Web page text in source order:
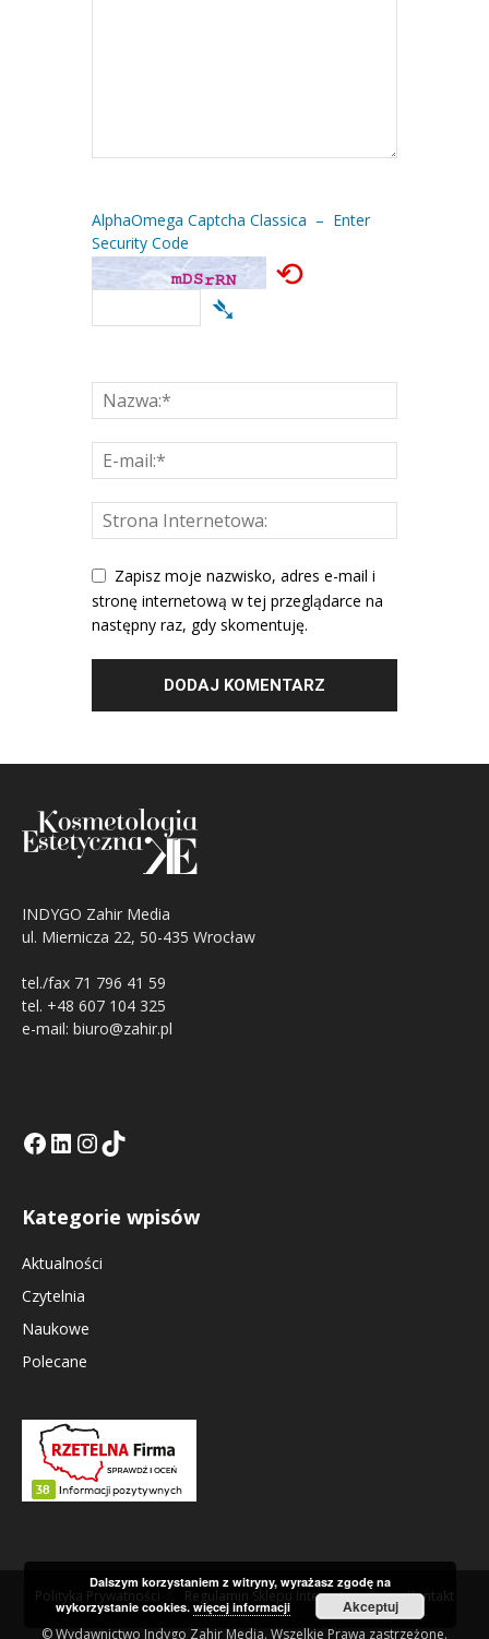
AlphaOmega Captcha Classica – Enter
Security Code
⟲
➴
Zapisz moje nazwisko, adres e-mail i
stronę internetową w tej przeglądarce na
następny raz, gdy skomentuję.
INDYGO Zahir Media
ul. Miernicza 22, 50-435 Wrocław
tel./fax 71 796 41 59
tel. +48 607 104 325
e-mail: biuro@zahir.pl
Facebook
LinkedIn
Tik Tok KEInstagramm KE
Kategorie wpisów
Aktualności
Czytelnia
Naukowe
Polecane
Polityka Prywatności Regulamin Sklepu Internetowego Kontakt
© Wydawnictwo Indygo Zahir Media. Wszelkie Prawa zastrzeżone.
Dalszym korzystaniem z witryny, wyrażasz zgodę na
wykorzystanie cookies.więcej informacji Akceptuj